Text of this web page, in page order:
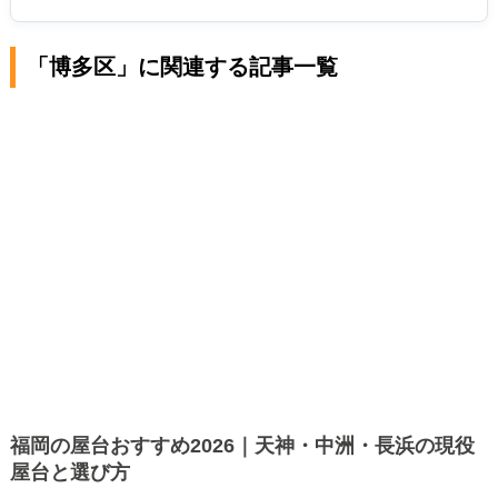
「博多区」に関連する記事一覧
福岡の屋台おすすめ2026｜天神・中洲・長浜の現役
屋台と選び方